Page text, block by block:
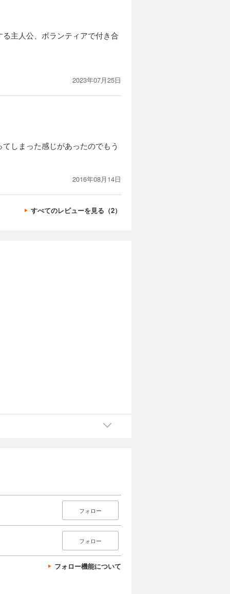
主人公、ボランティアで付き合
2023年07月25日
しまった感じがあったのでもう
2016年08月14日
すべてのレビューを見る（2）
フォロー
フォロー
フォロー機能について